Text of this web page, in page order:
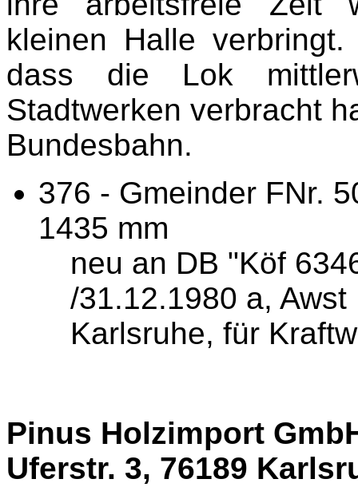
kleinen Halle
dass die Lok
Stadtwerken verbracht
Bundesbahn.
376 - Gmeinder FNr.
1435 mm
neu an DB "Köf
/31.12.1980 a,
Karlsruhe, für
Pinus Holzimport
Uferstr. 3, 76189